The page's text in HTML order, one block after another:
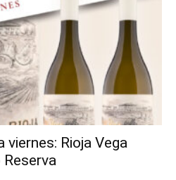
viernes: Rioja Vega